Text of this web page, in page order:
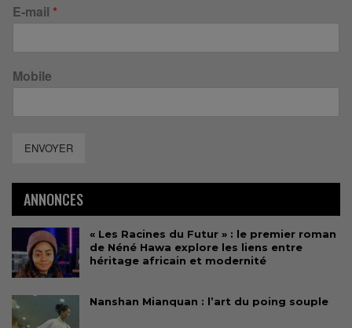
E-mail *
Mobile
ENVOYER
ANNONCES
« Les Racines du Futur » : le premier roman
de Néné Hawa explore les liens entre
héritage africain et modernité
Nanshan Mianquan : l’art du poing souple